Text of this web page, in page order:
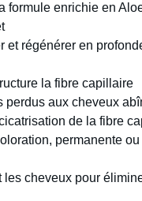
formule enrichie en
et régénérer en
la fibre capillaire
perdus aux cheveux
de la fibre
permanente
cheveux pour